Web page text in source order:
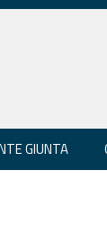
GIUNTA